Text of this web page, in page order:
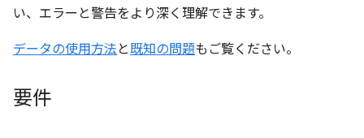
い、エラーと警告をより深く理解できます。
データの使用方法 と既知の問題もご覧ください。
要件